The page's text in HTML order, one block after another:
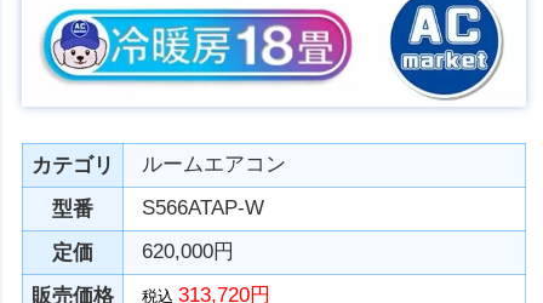
カテゴリ
ルームエアコン
型番
S566ATAP-W
定価
620,000円
販売価格
税込313,720円